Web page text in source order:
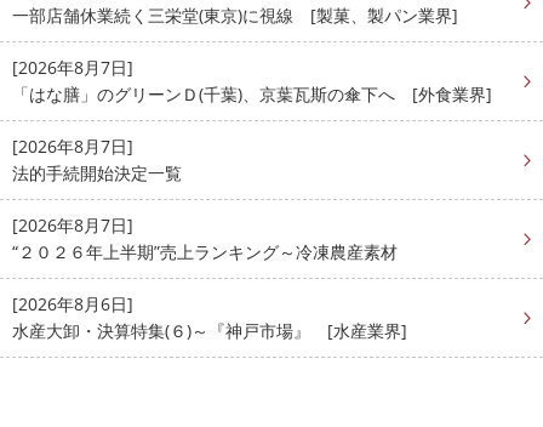
一部店舗休業続く三栄堂(東京)に視線 [製菓、製パン業界]
[2026年8月7日]
「はな膳」のグリーンＤ(千葉)、京葉瓦斯の傘下へ [外食業界]
[2026年8月7日]
法的手続開始決定一覧
[2026年8月7日]
“２０２６年上半期”売上ランキング～冷凍農産素材
[2026年8月6日]
水産大卸・決算特集(６)～『神戸市場』 [水産業界]